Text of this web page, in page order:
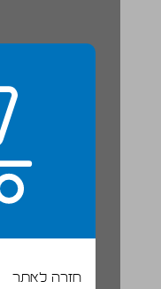
חזרה לאתר